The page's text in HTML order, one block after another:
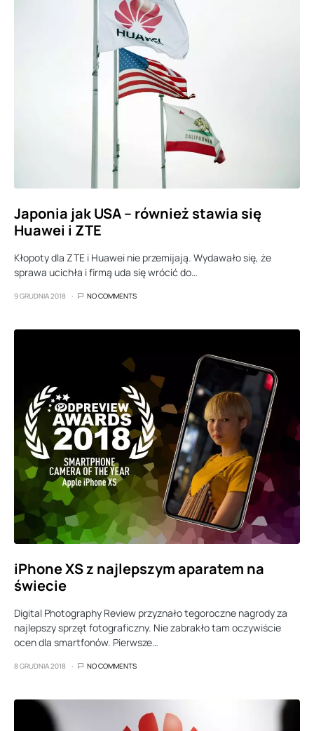
Japonia jak USA – również stawia się
Huawei i ZTE
Kłopoty dla ZTE i Huawei nie przemijają. Wydawało się, że
sprawa ucichła i firmą uda się wrócić do…
9 GRUDNIA 2018 NO COMMENTS
iPhone XS z najlepszym aparatem na
świecie
Digital Photography Review przyznało tegoroczne nagrody za
najlepszy sprzęt fotograficzny. Nie zabrakło tam oczywiście
ocen dla smartfonów. Pierwsze…
8 GRUDNIA 2018 NO COMMENTS